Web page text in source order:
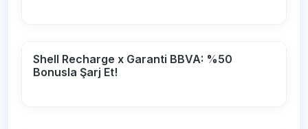
Shell Recharge x Garanti BBVA: %50
Bonusla Şarj Et!